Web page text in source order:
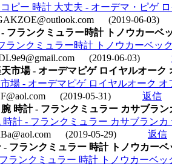
ピー 時計 大丈夫 - オーデマ・ピゲ
(2019-06-03)
フランクミュラー時計 トノウカーベ
ランクミュラー時計 トノウカーベッ
(2019-06-03)
市場 - オーデマピゲ ロイヤルオーク
場 - オーデマピゲ ロイヤルオーク オ
(2019-05-31)
返信
時計 - フランクミュラー カサブラ
時計 - フランクミュラー カサブラン
(2019-05-29)
返信
- フランクミュラー 時計 トノウカー
ランクミュラー 時計 トノウカーベ